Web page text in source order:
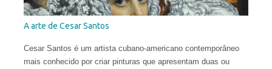
A arte de Cesar Santos
Cesar Santos é um artista cubano-americano contemporâneo
mais conhecido por criar pinturas que apresentam duas ou